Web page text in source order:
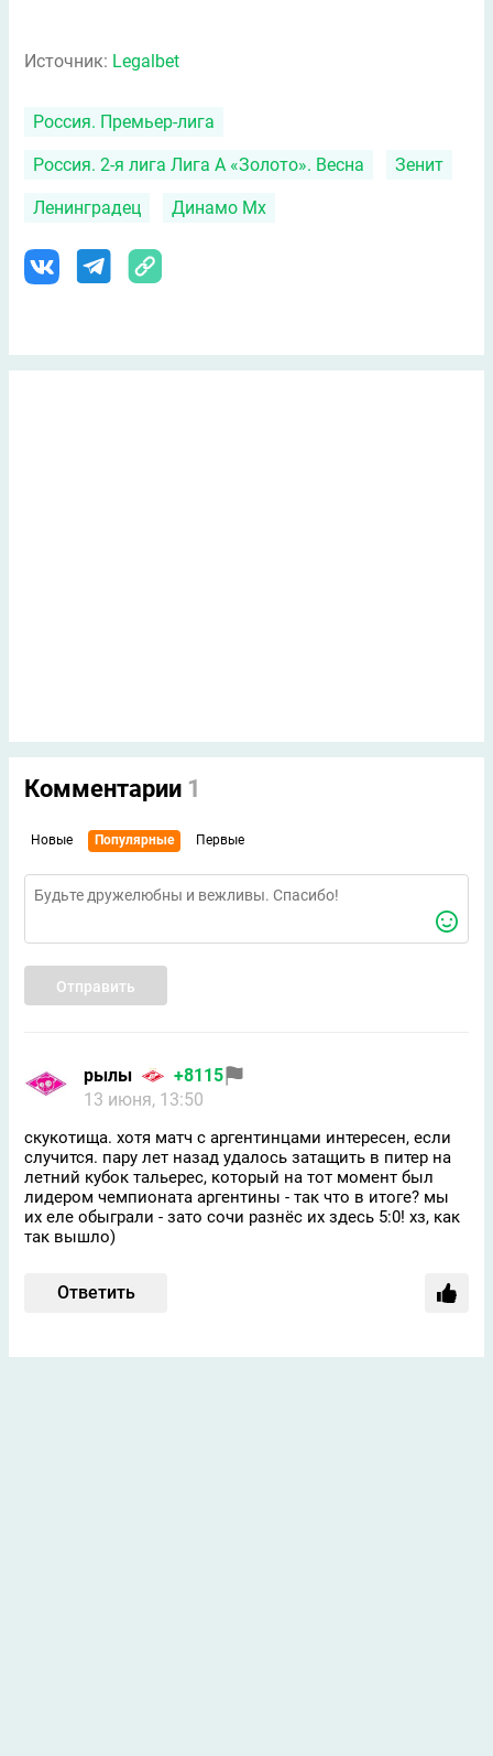
Источник: Legalbet
Россия. Премьер-лига
Россия. 2-я лига Лига А «Золото». Весна Зенит
Ленинградец Динамо Мх
Комментарии 1
Новые Популярные Первые
Отправить
рылы
+8115
13 июня, 13:50
скукотища. хотя матч с аргентинцами интересен, если
случится. пару лет назад удалось затащить в питер на
летний кубок тальерес, который на тот момент был
лидером чемпионата аргентины - так что в итоге? мы
их еле обыграли - зато сочи разнёс их здесь 5:0! хз, как
так вышло)
Ответить